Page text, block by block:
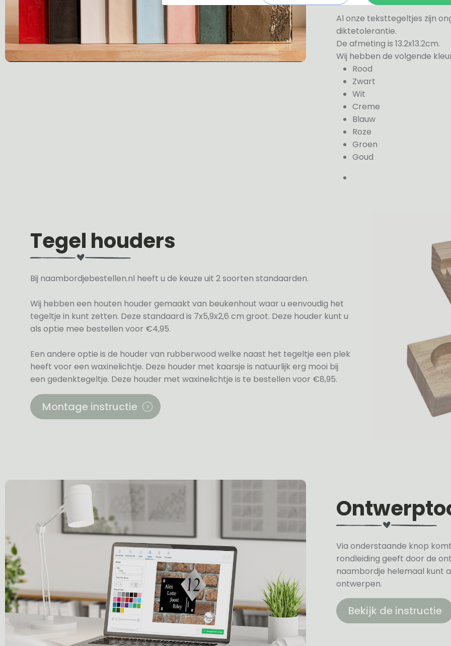
Al onze teksttegeltjes zijn
diktetolerantie.
De afmeting is 13.2x13.2cm.
Wij hebben de volgende
Rood
Zwart
Wit
Creme
Blauw
Roze
Groen
Goud
Tegel houders
Bij naambordjebestellen.nl heeft u de keuze uit 2 soorten standaarden.
Wij hebben een houten houder gemaakt van beukenhout waar u eenvoudig het
tegeltje in kunt zetten. Deze standaard is 7x5,9x2,6 cm groot. Deze houder kunt u
als optie mee bestellen voor €4,95.
Een andere optie is de houder van rubberwood welke naast het tegeltje een plek
heeft voor een waxinelichtje. Deze houder met kaarsje is natuurlijk erg mooi bij
een gedenktegeltje. Deze houder met waxinelichtje is te bestellen voor €8,95.
Montage instructie
Via onderstaande knop
rondleiding geeft door de
naambordje helemaal kunt
ontwerpen.
Bekijk de instructie